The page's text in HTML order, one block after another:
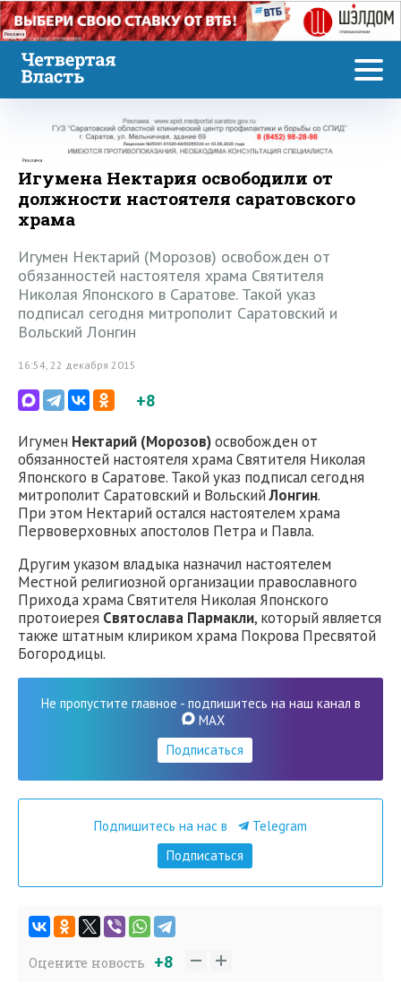
Реклама
Реклама
Игумена Нектария освободили от
должности настоятеля саратовского
храма
Игумен Нектарий (Морозов) освобожден от
обязанностей настоятеля храма Святителя
Николая Японского в Саратове. Такой указ
подписал сегодня митрополит Саратовский и
Вольский Лонгин
16:54, 22 декабря 2015
+8
Игумен Нектарий (Морозов)освобожден от
обязанностей настоятеля храма Святителя Николая
Японского в Саратове. Такой указ подписал сегодня
митрополит Саратовский и ВольскийЛонгин.
При этом Нектарий остался настоятелем храма
Первоверховных апостолов Петра и Павла.
Другим указом владыка назначил настоятелем
Местной религиозной организации православного
Прихода храма Святителя Николая Японского
протоиерея Святослава Пармакли, который является
также штатным клириком храма Покрова Пресвятой
Богородицы.
Не пропустите главное - подпишитесь на наш канал в
MAX
Подписаться
Подпишитесь на нас в
Telegram
Подписаться
Оцените новость +8